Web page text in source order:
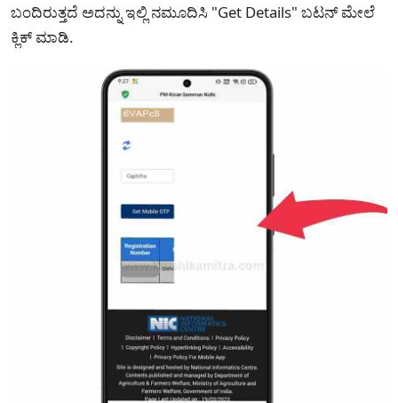
ಬಂದಿರುತ್ತದೆ ಅದನ್ನು ಇಲ್ಲಿ ನಮೂದಿಸಿ "Get Details" ಬಟನ್ ಮೇಲೆ
ಕ್ಲಿಕ್ ಮಾಡಿ.